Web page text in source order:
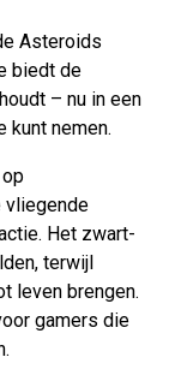
Asteroids
biedt de
– nu in een
kunt nemen.
vliegende
Het zwart-
terwijl
leven brengen.
gamers die